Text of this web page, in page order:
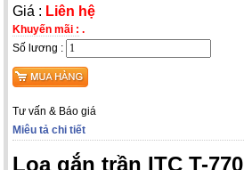
Giá : Liên hệ
Khuyến mãi : .
Số lương :
Tư vấn & Báo giá
Miêu tả chi tiết
Loa gắn trần ITC T-770